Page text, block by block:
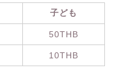
子ども
50THB
10THB